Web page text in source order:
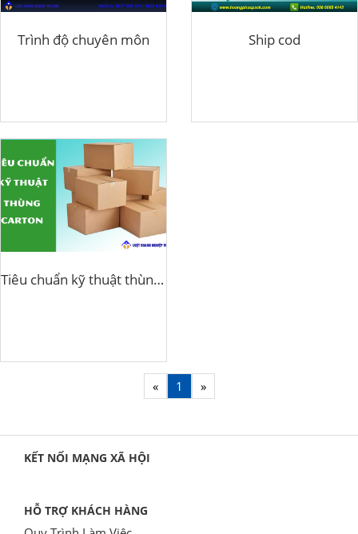
Trình độ chuyên môn Ship cod
Tiêu chuẩn kỹ thuật thùng carton
« 1 »
KẾT NỐI MẠNG XÃ HỘI
HỖ TRỢ KHÁCH HÀNG